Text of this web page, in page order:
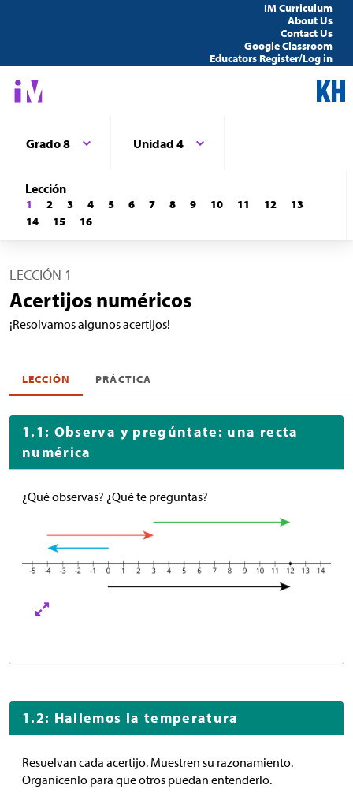
IM Curriculum
About Us
Contact Us
Google Classroom
Educators Register/Log in
Grado 8 Unidad 4
Lección
1 2 3 4 5 6 7 8 9 10 11 12
13
14
15 16
LECCIÓN 1
Acertijos numéricos
¡Resolvamos algunos acertijos!
LECCIÓN PRÁCTICA
1.1: Observa y pregúntate: una recta
numérica
¿Qué observas? ¿Qué te preguntas?
1.2: Hallemos la temperatura
Resuelvan cada acertijo. Muestren su razonamiento.
Organícenlo para que otros puedan entenderlo.